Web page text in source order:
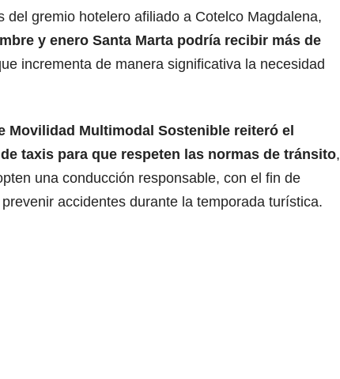
del gremio hotelero afiliado a Cotelco Magdalena,
y enero Santa Marta podría recibir más de
incrementa de manera significativa la necesidad
Movilidad Multimodal Sostenible reiteró el
taxis para que respeten las normas de tránsito,
una conducción responsable, con el fin de
accidentes durante la temporada turística.